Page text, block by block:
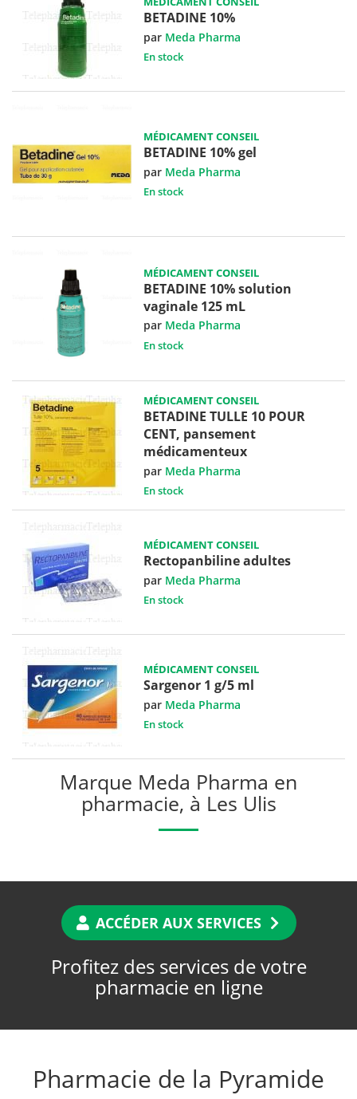
BETADINE 10%
par Meda Pharma
En stock
MÉDICAMENT CONSEIL
BETADINE 10% gel
par Meda Pharma
En stock
MÉDICAMENT CONSEIL
BETADINE 10% solution
vaginale 125 mL
par Meda Pharma
En stock
MÉDICAMENT CONSEIL
BETADINE TULLE 10 POUR
CENT, pansement
médicamenteux
par Meda Pharma
En stock
MÉDICAMENT CONSEIL
Rectopanbiline adultes
par Meda Pharma
En stock
MÉDICAMENT CONSEIL
Sargenor 1 g/5 ml
par Meda Pharma
En stock
Marque Meda Pharma en
pharmacie, à Les Ulis
ACCÉDER AUX SERVICES
Profitez des services de votre
pharmacie en ligne
Pharmacie de la Pyramide